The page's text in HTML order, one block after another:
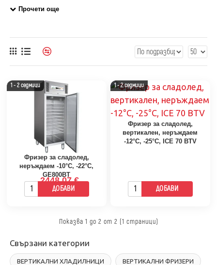
при производствени температури. В категорията ще
температурен режим е ключов за запазване на текстурата и
1 - 2 седмици
Фризер за сладолед,
неръждаем -10°С, -22°С,
GE800BT
2448.07 €
ДОБАВИ
1 - 2 седмици
Фризер за сладолед,
вертикален, неръждаем
-12°С, -25°С, ICE 70 BTV
ДОБАВИ
Показва 1 до 2 от 2 (1 страници)
Свързани категории
ВЕРТИКАЛНИ ХЛАДИЛНИЦИ ВЕРТИКАЛНИ ФРИЗЕРИ